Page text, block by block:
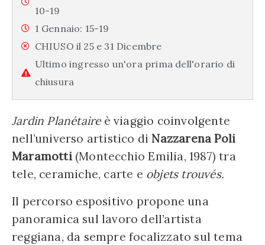
10-19
1 Gennaio: 15-19
CHIUSO il 25 e 31 Dicembre
Ultimo ingresso un'ora prima dell'orario di
chiusura
Jardin Planétaireè viaggio coinvolgente
nell’universo artistico diNazzarena Poli
Maramotti(Montecchio Emilia, 1987) tra
tele, ceramiche, carte e objets trouvés.
Il percorso espositivo propone una
panoramica sul lavoro dell’artista
reggiana, da sempre focalizzato sul tema